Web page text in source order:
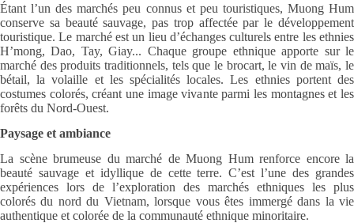
Étant l’un des marchés peu connus et peu touristiques, Muong Hum
conserve sa beauté sauvage, pas trop affectée par le développement
touristique. Le marché est un lieu d’échanges culturels entre les ethnies
H’mong, Dao, Tay, Giay... Chaque groupe ethnique apporte sur le
marché des produits traditionnels, tels que le brocart, le vin de maïs, le
bétail, la volaille et les spécialités locales. Les ethnies portent des
costumes colorés, créant une image vivante parmi les montagnes et les
forêts du Nord-Ouest.
Paysage et ambiance
La scène brumeuse du marché de Muong Hum renforce encore la
beauté sauvage et idyllique de cette terre. C’est l’une des grandes
expériences lors de l’exploration des marchés ethniques les plus
colorés du nord du Vietnam, lorsque vous êtes immergé dans la vie
authentique et colorée de la communauté ethnique minoritaire.